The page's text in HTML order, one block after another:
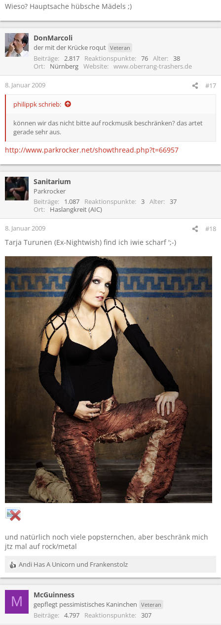
Wieso? Hauptsache hübsche Mädels ;)
DonMarcoli
der mit der Krücke roqut Veteran
Beiträge 2.817 Reaktionspunkte 76 Alter
38
Ort
Nürnberg Website www.oberrang-trashers.de
8. Januar 2009 #17
philippk schrieb:
können wir das nicht bitte auf rockmusik beschränken? das artet
gerade sehr aus.
http://www.parkrocker.net/showthread.php?t=66957
Sanitarium
Parkrocker
Beiträge
1.087 Reaktionspunkte 3 Alter
37
Ort
Haslangkreit (AIC)
8. Januar 2009 #18
Tarja Turunen (Ex-Nightwish) find ich iwie scharf ';-)
und natürlich noch viele popsternchen, aber beschränk mich
jtz mal auf rock/metal
R
e
i
Andi Has A Unicorn und Frankenstolz
M McGuinness
gepflegt pessimistisches Kaninchen Veteran
Beiträge 4.797 Reaktionspunkte 307